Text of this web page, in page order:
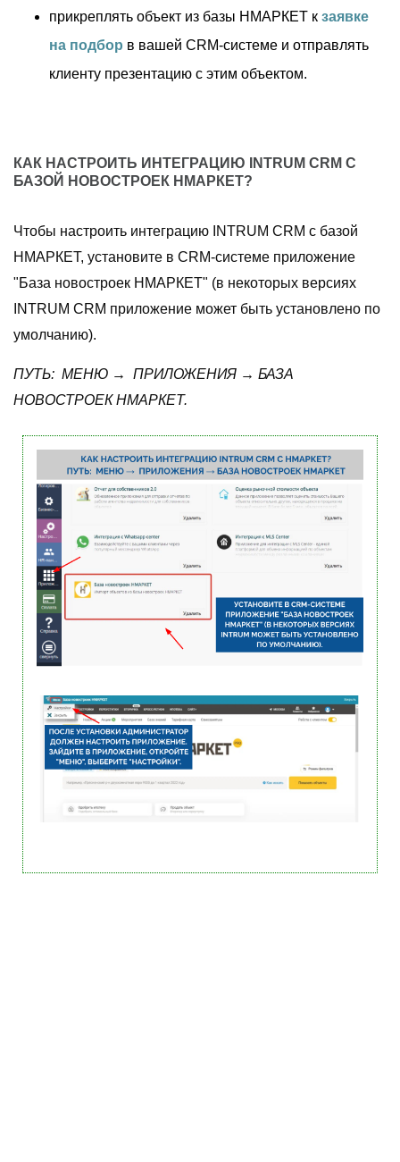
прикреплять объект из базы НМАРКЕТ к заявке
на подбор в вашей CRM-системе и отправлять
клиенту презентацию с этим объектом.
КАК НАСТРОИТЬ ИНТЕГРАЦИЮ INTRUM CRM С
БАЗОЙ НОВОСТРОЕК НМАРКЕТ?
Чтобы настроить интеграцию INTRUM CRM c базой
НМАРКЕТ, установите в CRM-системе приложение
"База новостроек НМАРКЕТ" (в некоторых версиях
INTRUM CRM приложение может быть установлено по
умолчанию).
ПУТЬ: МЕНЮ → ПРИЛОЖЕНИЯ → БАЗА
НОВОСТРОЕК НМАРКЕТ.